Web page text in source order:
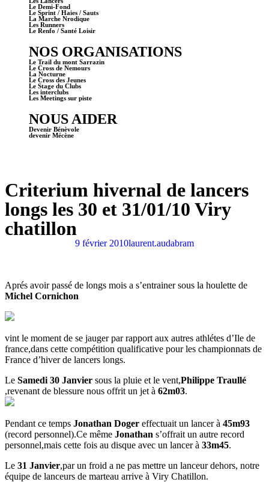
Le Demi-Fond
Le Sprint / Haies / Sauts
La Marche Nrodique
Les Runners
Le Renfo / Santé Loisir
NOS ORGANISATIONS
Le Trail du mont Sarrazin
Le Cross de Nemours
La Nocturne
Le Cross des Jeunes
Le Stage du Clubs
Les interclubs
Les Meetings sur piste
NOUS AIDER
Devenir Bénèvole
devenir Mécène
Criterium hivernal de lancers
longs les 30 et 31/01/10 Viry
chatillon
9 février 2010laurent.audabram
Aprés avoir passé de longs mois a s’entrainer sous la houlette de
Michel Cornichon
vint le moment de se jauger par rapport aux autres athlétes d’Ile de
france,dans cette compétition qualificative pour les championnats de
France d’hiver de lancers longs.
Le Samedi 30 Janvier sous la pluie et le vent,Philippe Traullé
,revenant de blessure nous offrit un jet à 62m03.
Pendant ce temps Jonathan Doger effectuait un lancer à 45m93
(record personnel).Ce même Jonathan s’offrait un autre record
personnel,mais cette fois au disque avec un lancer à 33m45.
Le 31 Janvier,par un froid a ne pas mettre un lanceur dehors, notre
équipe de lanceurs de marteau arrive à Viry Chatillon.